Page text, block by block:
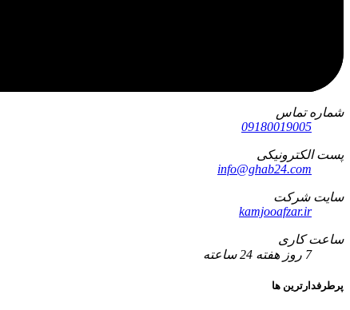
شماره تماس
09180019005
پست الکترونیکی
info@ghab24.com
سایت شرکت
kamjooafzar.ir
ساعت کاری
7 روز هفته 24 ساعته
پرطرفدارترین ها